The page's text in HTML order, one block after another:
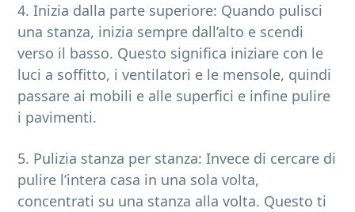
4. Inizia dalla parte superiore: Quando pulisci
una stanza, inizia sempre dall’alto e scendi
verso il basso. Questo significa iniziare con le
luci a soffitto, i ventilatori e le mensole, quindi
passare ai mobili e alle superfici e infine pulire
i pavimenti.
5. Pulizia stanza per stanza: Invece di cercare di
pulire l’intera casa in una sola volta,
concentrati su una stanza alla volta. Questo ti